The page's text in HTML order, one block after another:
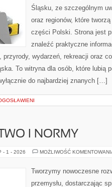
Śląsku, ze szczególnym
oraz regionów, które
części Polski. Strona jest
znaleźć praktyczne
przyrody, wydarzeń, rekreacji oraz
To witryna dla osób, które lubią
do najbardziej znanych […]
I NORMY
- 1 - 2026 MOŻLIWOŚĆ
Tworzymy nowoczesne
przemysłu, dostarczając